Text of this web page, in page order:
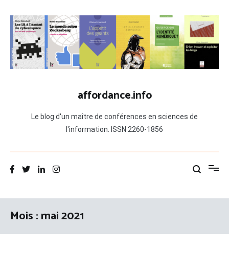
contenu
affordance.info
Le blog d'un maître de conférences en sciences de
l'information. ISSN 2260-1856
Mois :mai 2021